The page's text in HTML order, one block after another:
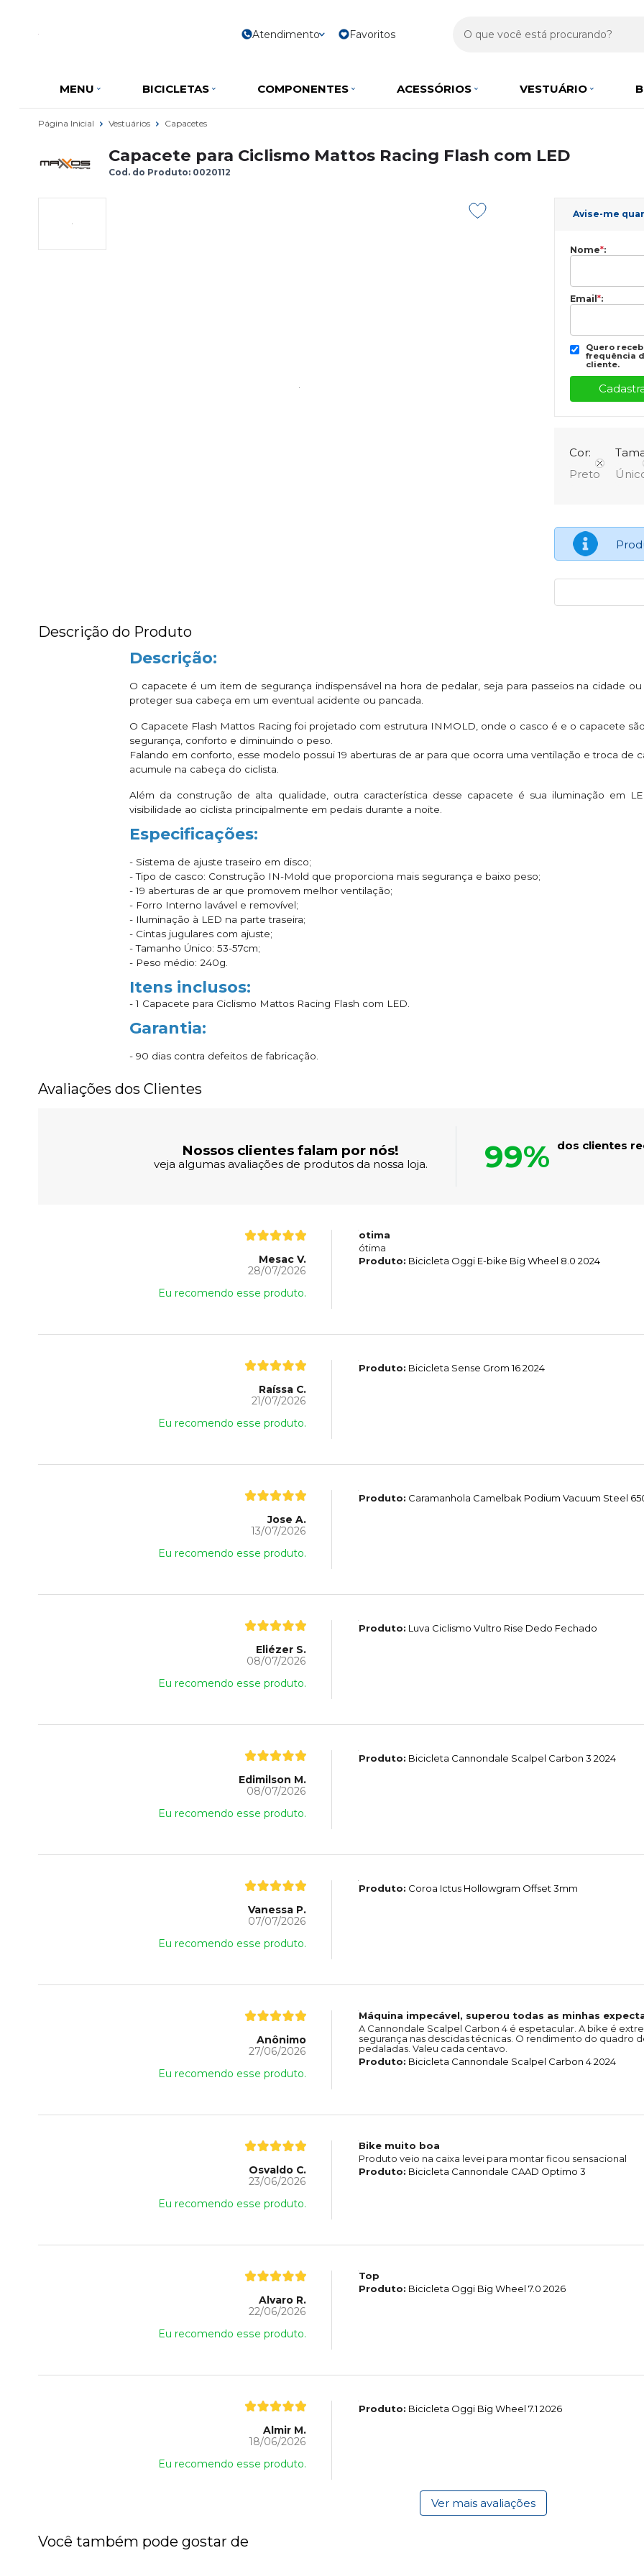
Atendimento Favoritos
MENU BICICLETAS COMPONENTES ACESSÓRIOS VESTUÁRIO
Página Inicial Vestuários Capacetes
Capacete para Ciclismo Mattos Racing Flash com LED
Cod. do Produto: 0020112
Avise-me
Nome*:
Email *:
Quero
frequência
cliente.
Cor:
Preto
Descrição do Produto
Descrição:
O capacete é um item de segurança indispensável na hora de pedalar, seja para passeios na cidade
proteger sua cabeça em um eventual acidente ou pancada.
O Capacete Flash Mattos Racing foi projetado com estrutura INMOLD, onde o casco é e o capacete
segurança, conforto e diminuindo o peso.
Falando em conforto, esse modelo possui 19 aberturas de ar para que ocorra uma ventilação e troca de
acumule na cabeça do ciclista.
Além da construção de alta qualidade, outra característica desse capacete é sua iluminação em
visibilidade ao ciclista principalmente em pedais durante a noite.
Especificações:
- Sistema de ajuste traseiro em disco;
- Tipo de casco: Construção IN-Mold que proporciona mais segurança e baixo peso;
- 19 aberturas de ar que promovem melhor ventilação;
- Forro Interno lavável e removível;
- Iluminação à LED na parte traseira;
- Cintas jugulares com ajuste;
- Tamanho Único: 53-57cm;
- Peso médio: 240g.
Itens inclusos:
- 1 Capacete para Ciclismo Mattos Racing Flash com LED.
Garantia:
- 90 dias contra defeitos de fabricação.
Avaliações dos Clientes
Nossos clientes falam por nós!
veja algumas avaliações de produtos da nossa loja. 99% dos clientes
Mesac V.
28/07/2026
Eu recomendo esse produto.
otima
ótima
Produto: Bicicleta Oggi E-bike Big Wheel 8.0 2024
Raíssa C.
21/07/2026
Eu recomendo esse produto.
Produto: Bicicleta Sense Grom 16 2024
Jose A.
13/07/2026
Eu recomendo esse produto.
Produto: Caramanhola Camelbak Podium Vacuum Steel
Eliézer S.
08/07/2026
Eu recomendo esse produto.
Produto: Luva Ciclismo Vultro Rise Dedo Fechado
Edimilson M.
08/07/2026
Eu recomendo esse produto.
Produto: Bicicleta Cannondale Scalpel Carbon 3 2024
Vanessa P.
07/07/2026
Eu recomendo esse produto.
Produto: Coroa Ictus Hollowgram Offset 3mm
Anônimo
27/06/2026
Eu recomendo esse produto.
Máquina impecável, superou todas as minhas
A Cannondale Scalpel Carbon 4 é espetacular. A bike é
segurança nas descidas técnicas. O rendimento do quadro
pedaladas. Valeu cada centavo.
Produto: Bicicleta Cannondale Scalpel Carbon 4 2024
Osvaldo C.
23/06/2026
Eu recomendo esse produto.
Bike muito boa
Produto veio na caixa levei para montar ficou sensacional
Produto: Bicicleta Cannondale CAAD Optimo 3
Alvaro R.
22/06/2026
Eu recomendo esse produto.
Top
Produto: Bicicleta Oggi Big Wheel 7.0 2026
Almir M.
18/06/2026
Eu recomendo esse produto.
Produto: Bicicleta Oggi Big Wheel 7.1 2026
Ver mais avaliações
Você também pode gostar de